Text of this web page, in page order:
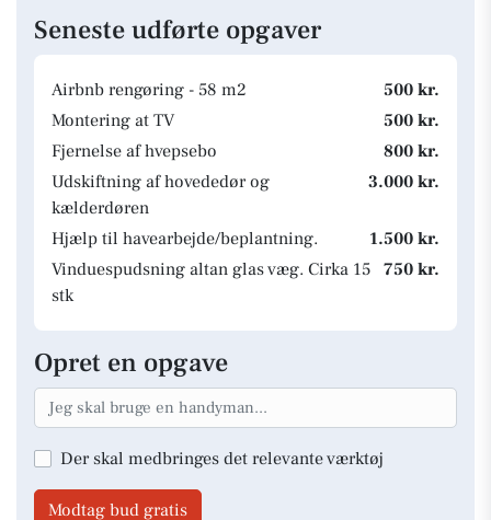
Seneste udførte opgaver
Airbnb rengøring - 58 m2
500 kr.
Montering at TV
500 kr.
Fjernelse af hvepsebo
800 kr.
Udskiftning af hovededør og
kælderdøren
3.000 kr.
Hjælp til havearbejde/beplantning.
1.500 kr.
Vinduespudsning altan glas væg. Cirka 15
stk
750 kr.
Opret en opgave
Der skal medbringes det relevante værktøj
Modtag bud gratis